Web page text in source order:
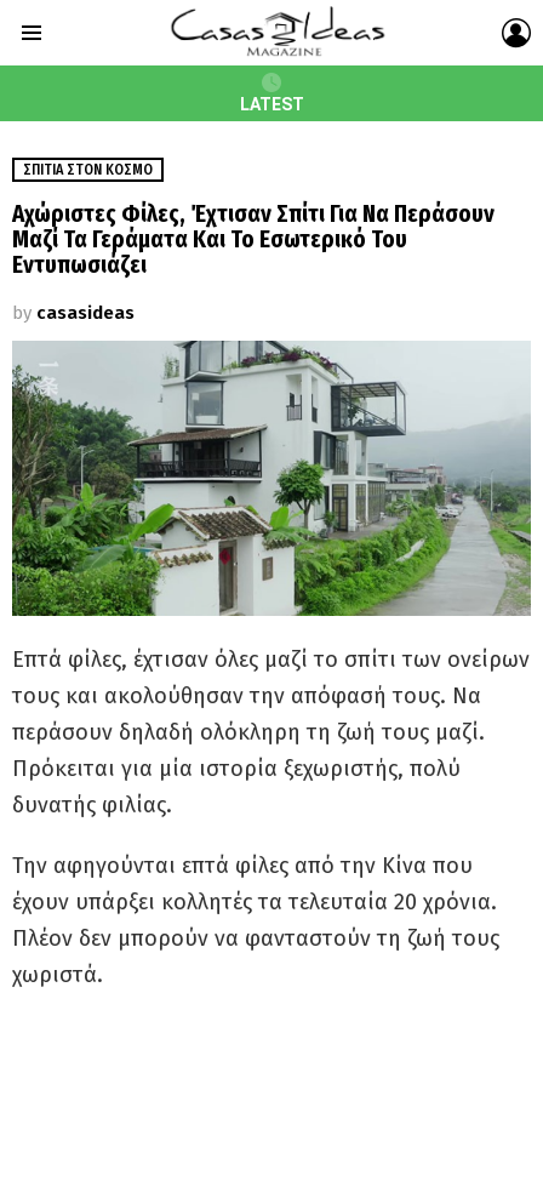
LATEST
ΣΠΊΤΙΑ ΣΤΟΝ ΚΌΣΜΟ
Αχώριστες Φίλες, Έχτισαν Σπίτι Για Να Περάσουν
Μαζί Τα Γεράματα Και Το Εσωτερικό Του
Εντυπωσιάζει
by casasideas
Επτά φίλες, έχτισαν όλες μαζί το σπίτι των ονείρων
τους και ακολούθησαν την απόφασή τους. Να
περάσουν δηλαδή ολόκληρη τη ζωή τους μαζί.
Πρόκειται για μία ιστορία ξεχωριστής, πολύ
δυνατής φιλίας.
Την αφηγούνται επτά φίλες από την Κίνα που
έχουν υπάρξει κολλητές τα τελευταία 20 χρόνια.
Πλέον δεν μπορούν να φανταστούν τη ζωή τους
χωριστά.